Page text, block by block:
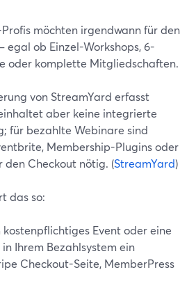
möchten irgendwann für den
egal ob Einzel-Workshops, 6-
oder komplette Mitgliedschaften.
von StreamYard erfasst
aber keine integrierte
für bezahlte Webinare sind
Membership-Plugins oder
den Checkout nötig. (StreamYard)
das so:
kostenpflichtiges Event oder eine
Ihrem Bezahlsystem ein
Checkout-Seite, MemberPress